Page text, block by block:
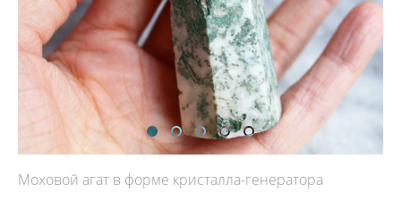
Моховой агат в форме кристалла-генератора